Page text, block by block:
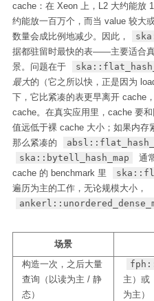
cache：在 Xeon 上，L2 大约能放
约能放一百万个，而当 value 较大
数量会成比例地减少。因此，
据都驻留时最快的表——主要适合
景。问题在于
最大的（它之所以快，正是因为
下，它比紧凑的表更早离开 cache
cache。在真实应用里，cache 要
值远低于裸 cache 大小；如果内存
那么紧凑的
ska::bytell_hash_map
通
cache 的 benchmark 里
遍历为主的工作，无论规模大小，
场景
构造一次，之后大量
查询（以读为主 / 静
态）
主）或
为主）